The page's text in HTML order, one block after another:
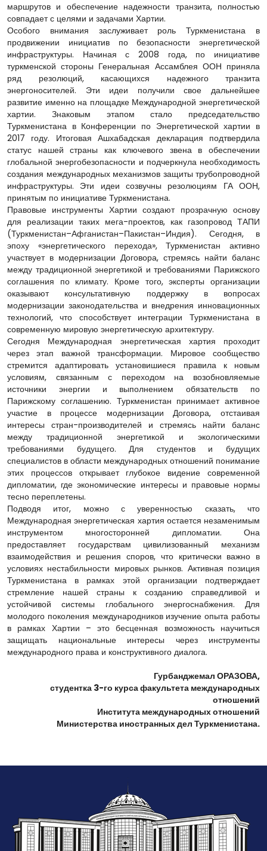
маршрутов и обеспечение надежности транзита, полностью
совпадает с целями и задачами Хартии.
Особого внимания заслуживает роль Туркменистана в
продвижении инициатив по безопасности энергетической
инфраструктуры. Начиная с 2008 года, по инициативе
туркменской стороны Генеральная Ассамблея ООН приняла
ряд резолюций, касающихся надежного транзита
энергоносителей. Эти идеи получили свое дальнейшее
развитие именно на площадке Международной энергетической
хартии. Знаковым этапом стало председательство
Туркменистана в Конференции по Энергетической хартии в
2017 году. Итоговая Ашхабадская декларация подтвердила
статус нашей страны как ключевого звена в обеспечении
глобальной энергобезопасности и подчеркнула необходимость
создания международных механизмов защиты трубопроводной
инфраструктуры. Эти идеи созвучны резолюциям ГА ООН,
принятым по инициативе Туркменистана.
Правовые инструменты Хартии создают прозрачную основу
для реализации таких мега-проектов, как газопровод ТАПИ
(Туркменистан–Афганистан–Пакистан–Индия). Сегодня, в
эпоху «энергетического перехода», Туркменистан активно
участвует в модернизации Договора, стремясь найти баланс
между традиционной энергетикой и требованиями Парижского
соглашения по климату. Кроме того, эксперты организации
оказывают консультативную поддержку в вопросах
модернизации законодательства и внедрения инновационных
технологий, что способствует интеграции Туркменистана в
современную мировую энергетическую архитектуру.
Сегодня Международная энергетическая хартия проходит
через этап важной трансформации. Мировое сообщество
стремится адаптировать установишиеся правила к новым
условиям, связанным с переходом на возобновляемые
источники энергии и выполнением обязательств по
Парижскому соглашению. Туркменистан принимает активное
участие в процессе модернизации Договора, отстаивая
интересы стран-производителей и стремясь найти баланс
между традиционной энергетикой и экологическими
требованиями будущего. Для студентов и будущих
специалистов в области международных отношений понимание
этих процессов открывает глубокое видение современной
дипломатии, где экономические интересы и правовые нормы
тесно переплетены.
Подводя итог, можно с уверенностью сказать, что
Международная энергетическая хартия остается незаменимым
инструментом многосторонней дипломатии. Она
предоставляет государствам цивилизованный механизм
взаимодействия и решения споров, что критически важно в
условиях нестабильности мировых рынков. Активная позиция
Туркменистана в рамках этой организации подтверждает
стремление нашей страны к созданию справедливой и
устойчивой системы глобального энергоснабжения. Для
молодого поколения международников изучение опыта работы
в рамках Хартии – это бесценная возможность научиться
защищать национальные интересы через инструменты
международного права и конструктивного диалога.
Гурбанджемал ОРАЗОВА,
студентка 3-го курса факультета международных
отношений
Института международных отношений
Министерства иностранных дел Туркменистана.